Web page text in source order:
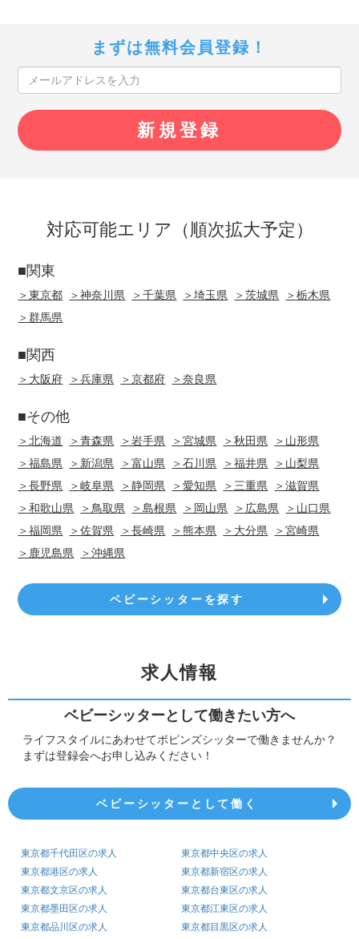
まずは無料会員登録！
対応可能エリア（順次拡大予定）
■関東
＞東京都 ＞神奈川県 ＞千葉県 ＞埼玉県 ＞茨城県
＞栃木県
＞群馬県
■関西
＞大阪府 ＞兵庫県 ＞京都府 ＞奈良県
■その他
＞北海道 ＞青森県 ＞岩手県 ＞宮城県 ＞秋田県
＞山形県
＞福島県
＞新潟県 ＞富山県 ＞石川県 ＞福井県
＞山梨県
＞長野県
＞岐阜県 ＞静岡県 ＞愛知県 ＞三重県
＞滋賀県
＞和歌山県
＞鳥取県 ＞島根県 ＞岡山県 ＞広島県
＞山口県
＞福岡県
＞佐賀県 ＞長崎県 ＞熊本県 ＞大分県
＞宮崎県
＞鹿児島県
＞沖縄県
ベビーシッターを探す
求人情報
ベビーシッターとして働きたい方へ
ライフスタイルにあわせてポピンズシッターで働きませんか？
まずは登録会へお申し込みください！
ベビーシッターとして働く
東京都千代田区の求人
東京都中央区の求人
東京都港区の求人
東京都新宿区の求人
東京都文京区の求人
東京都台東区の求人
東京都墨田区の求人
東京都江東区の求人
東京都品川区の求人
東京都目黒区の求人